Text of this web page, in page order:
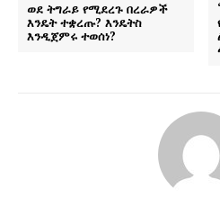
ወደ ትግራይ የሚደረጉ በረራዎች
እንዴት ተቋረጡ? እንዴትስ
እንዲጀምሩ ተወሰነ?